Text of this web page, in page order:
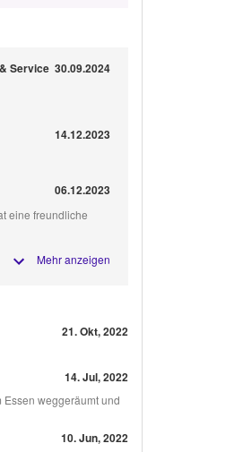
Service 30.09.2024
14.12.2023
06.12.2023
eine freundliche
Mehr anzeigen
21. Okt, 2022
14. Jul, 2022
weggeräumt und
10. Jun, 2022